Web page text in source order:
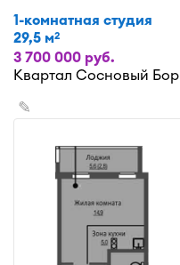
1-комнатная студия
29,5 м2
3 700 000 руб.
Квартал Сосновый Бор
✎